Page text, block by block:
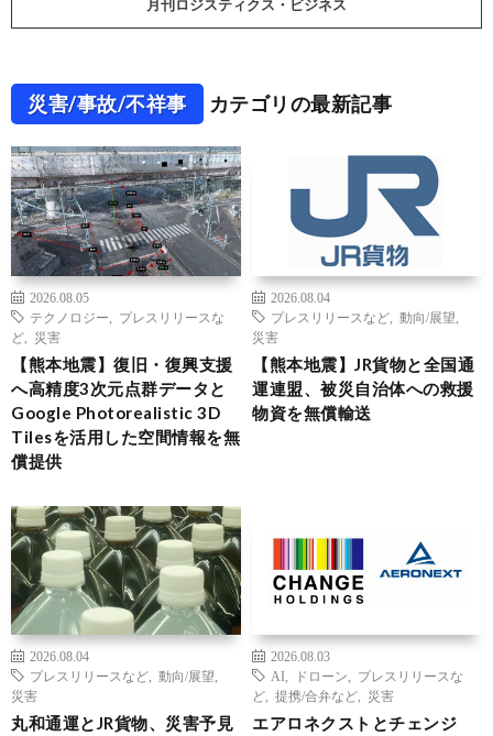
月刊ロジスティクス・ビジネス
災害/事故/不祥事 カテゴリの最新記事
2026.08.05
テクノロジー
プレスリリースな
ど
災害
【熊本地震】復旧・復興支援
へ高精度3次元点群データと
Google Photorealistic 3D
Tilesを活用した空間情報を無
償提供
2026.08.04
プレスリリースなど
動向/展望
災害
【熊本地震】JR貨物と全国通
運連盟、被災自治体への救援
物資を無償輸送
2026.08.04
プレスリリースなど
動向/展望
災害
丸和通運とJR貨物、災害予見
2026.08.03
AI
ドローン
プレスリリースな
ど
提携/合弁など 災害
エアロネクストとチェンジ